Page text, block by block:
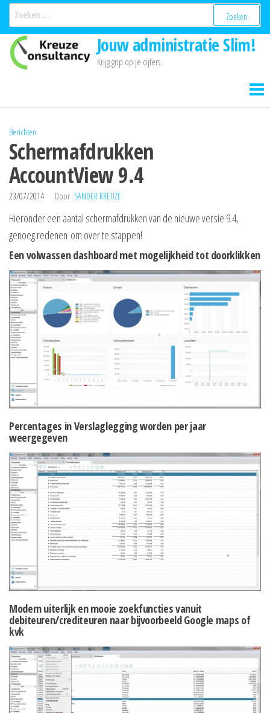
Ga
naar
inhoud
Jouw administratie Slim!
Krijg grip op je cijfers.
Berichten
Schermafdrukken
AccountView 9.4
23/07/2014 Door SANDER KREUZE
Hieronder een aantal schermafdrukken van de nieuwe versie 9.4,
genoeg redenen om over te stappen!
Een volwassen dashboard met mogelijkheid tot doorklikken
Percentages in Verslaglegging worden per jaar
weergegeven
Modern uiterlijk en mooie zoekfuncties vanuit
debiteuren/crediteuren naar bijvoorbeeld Google maps of
kvk